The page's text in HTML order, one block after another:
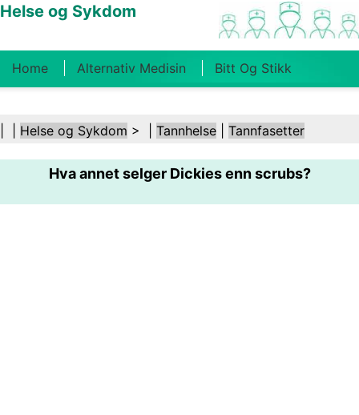
Helse og Sykdom
Home Alternativ Medisin Bitt Og Stikk
Kosthold Og Ernæring Familiehelse
Helsebransjen Psykisk Helse Folkehelse Og
Sikkerhet Kirurgi Og Prosedyrer Helse
Helse og Sykdom > | Tannhelse Tannfasetter
Hva annet selger Dickies enn scrubs?